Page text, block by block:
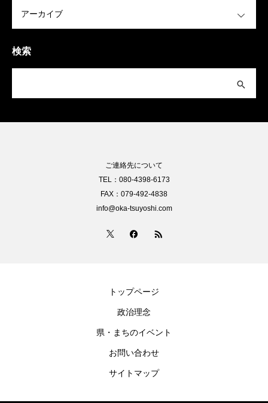
検索
ご連絡先について
TEL：080-4398-6173
FAX：079-492-4838
info@oka-tsuyoshi.com
トップページ
政治理念
県・まちのイベント
お問い合わせ
サイトマップ